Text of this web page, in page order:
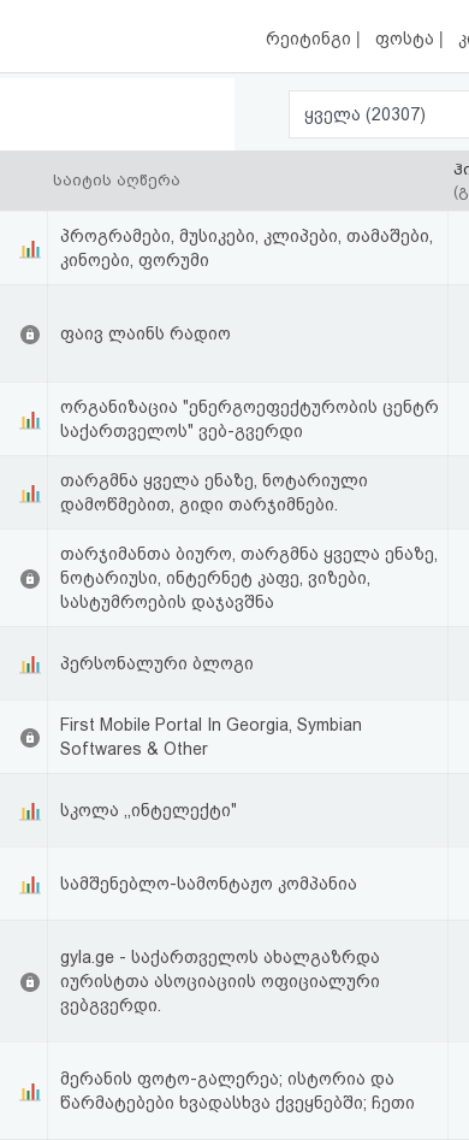
რეიტინგი | ფოსტა |
ყველა (20307)
საიტის აღწერა
პროგრამები, მუსიკები, კლიპები, თამაშები,
კინოები, ფორუმი
ფაივ ლაინს რადიო
ორგანიზაცია "ენერგოეფექტურობის ცენტრ
საქართველოს" ვებ-გვერდი
თარგმნა ყველა ენაზე, ნოტარიული
დამოწმებით, გიდი თარჯიმნები.
თარჯიმანთა ბიურო, თარგმნა ყველა ენაზე,
ნოტარიუსი, ინტერნეტ კაფე, ვიზები,
სასტუმროების დაჯავშნა
პერსონალური ბლოგი
First Mobile Portal In Georgia, Symbian
Softwares & Other
სკოლა ,,ინტელექტი"
სამშენებლო-სამონტაჟო კომპანია
gyla.ge - საქართველოს ახალგაზრდა
იურისტთა ასოციაციის ოფიციალური
ვებგვერდი.
მერანის ფოტო-გალერეა; ისტორია და
წარმატებები ხვადასხვა ქვეყნებში; ჩეთი